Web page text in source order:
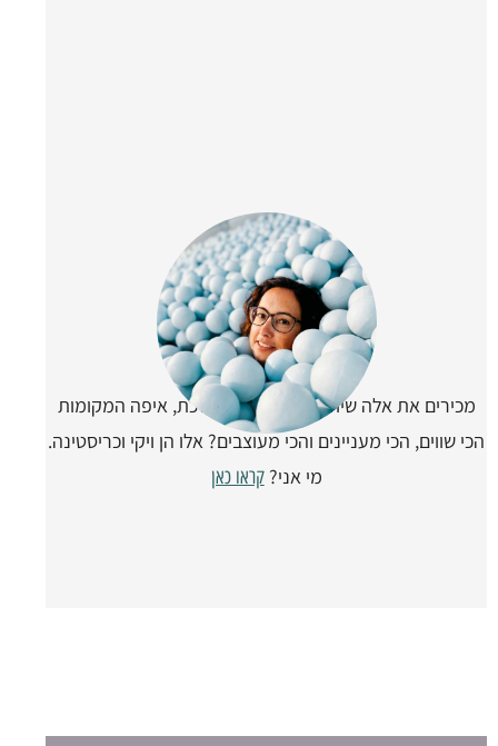
מכירים את אלה שיודעות תמיד לאן ללכת, איפה המקומות
הכי שווים, הכי מעניינים והכי מעוצבים? אלו הן ויקי וכריסטינה.
מי אני?קראו כאן